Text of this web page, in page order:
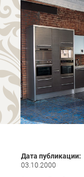
Дата публикации:
03.10.2000